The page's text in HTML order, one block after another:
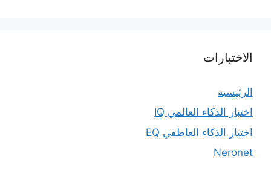
الاختبارات
الرئيسية
اختبار الذكاء العالمي IQ
اختبار الذكاء العاطفي EQ
Neronet